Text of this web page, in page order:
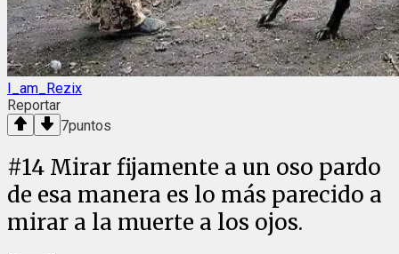
I_am_Rezix
Reportar
7puntos
#14 Mirar fijamente a un oso pardo
de esa manera es lo más parecido a
mirar a la muerte a los ojos.